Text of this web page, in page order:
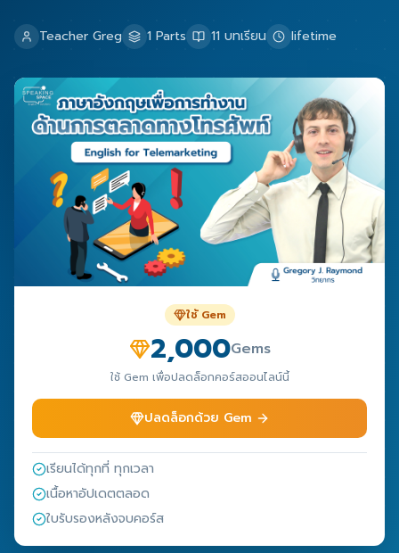
Teacher Greg 1 Parts 11 บทเรียน lifetime
ใช้ Gem
2,000Gems
ใช้ Gem เพื่อปลดล็อกคอร์สออนไลน์นี้
ปลดล็อกด้วย Gem
เรียนได้ทุกที่ ทุกเวลา
เนื้อหาอัปเดตตลอด
ใบรับรองหลังจบคอร์ส